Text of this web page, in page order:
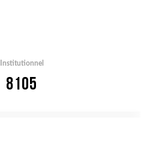
Institutionnel
8105